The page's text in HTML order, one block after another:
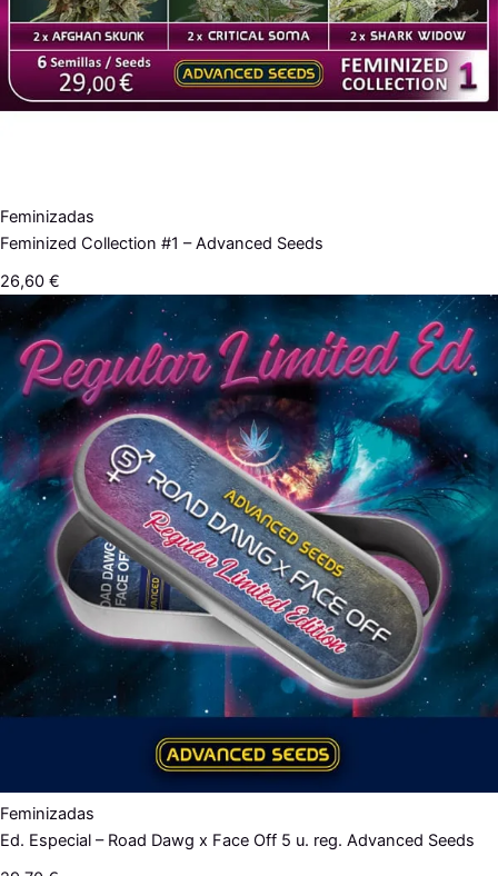
Feminizadas
Feminized Collection #1 – Advanced Seeds
26,60 €
Feminizadas
Ed. Especial – Road Dawg x Face Off 5 u. reg. Advanced Seeds